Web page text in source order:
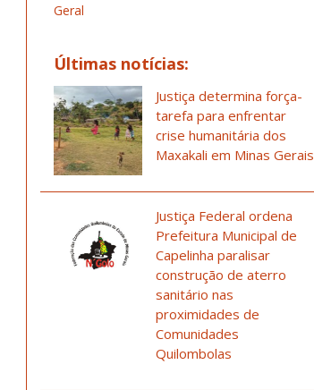
Geral
Últimas notícias:
Justiça determina força-
tarefa para enfrentar
crise humanitária dos
Maxakali em Minas Gerais
Justiça Federal ordena
Prefeitura Municipal de
Capelinha paralisar
construção de aterro
sanitário nas
proximidades de
Comunidades
Quilombolas